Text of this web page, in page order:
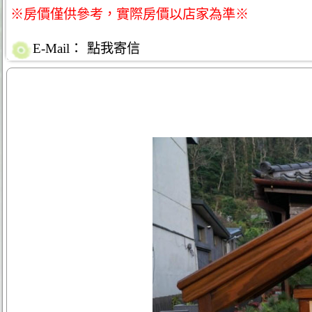
※房價僅供參考，實際房價以店家為準※
E-Mail： 點我寄信